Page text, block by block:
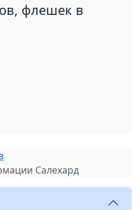
флешек в
Салехард